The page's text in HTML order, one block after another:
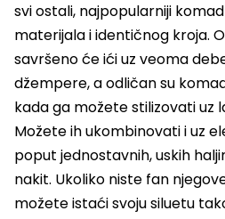
svi ostali, najpopularniji
materijala i identičnog kroja.
savršeno će ići uz veoma
džempere, a odličan su
kada ga možete stilizovati uz
Možete ih ukombinovati i uz
poput jednostavnih, uskih
nakit. Ukoliko niste fan
možete istaći svoju siluetu